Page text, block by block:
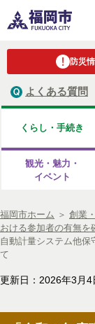
防災
よくある質問
くらし・手続き
観光・魅力・
イベント
福岡市ホーム ＞ 創業
おける参加者の有無を
自動計量システム他保
て
更新日：2026年3月4